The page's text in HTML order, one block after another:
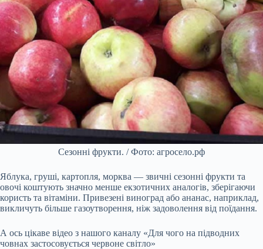
Сезонні фрукти. / Фото: агросело.рф
Яблука, груші, картопля, морква — звичні сезонні фрукти та
овочі коштують значно менше екзотичних аналогів, зберігаючи
користь та вітаміни. Привезені виноград або ананас, наприклад,
викличуть більше газоутворення, ніж задоволення від поїдання.
А ось цікаве відео з нашого каналу «Для чого на підводних
човнах застосовується червоне світло»